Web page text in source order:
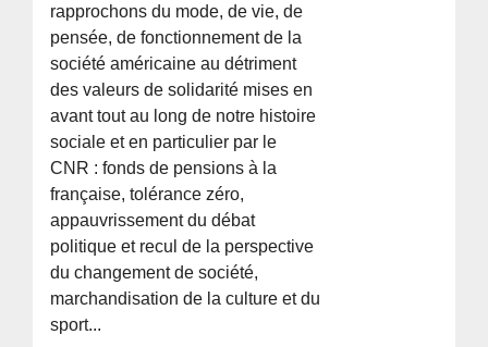
rapprochons du mode, de vie, de
pensée, de fonctionnement de la
société américaine au détriment
des valeurs de solidarité mises en
avant tout au long de notre histoire
sociale et en particulier par le
CNR : fonds de pensions à la
française, tolérance zéro,
appauvrissement du débat
politique et recul de la perspective
du changement de société,
marchandisation de la culture et du
sport...